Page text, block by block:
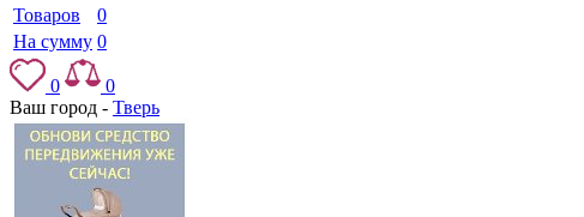
Товаров
0
На сумму 0
0
0
Ваш город - Тверь